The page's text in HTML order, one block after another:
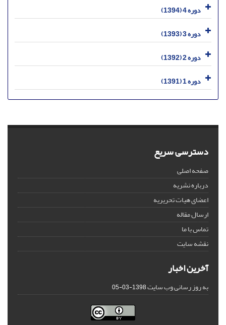
دوره 4 (1394)
دوره 3 (1393)
دوره 2 (1392)
دوره 1 (1391)
دسترسی سریع
صفحه اصلی
درباره نشریه
اعضای هیات تحریریه
ارسال مقاله
تماس با ما
نقشه سایت
آخرین اخبار
به روز رسانی وب سایت1398-03-05